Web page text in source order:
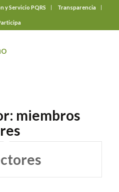
y Servicio PQRS Transparencia
miembros